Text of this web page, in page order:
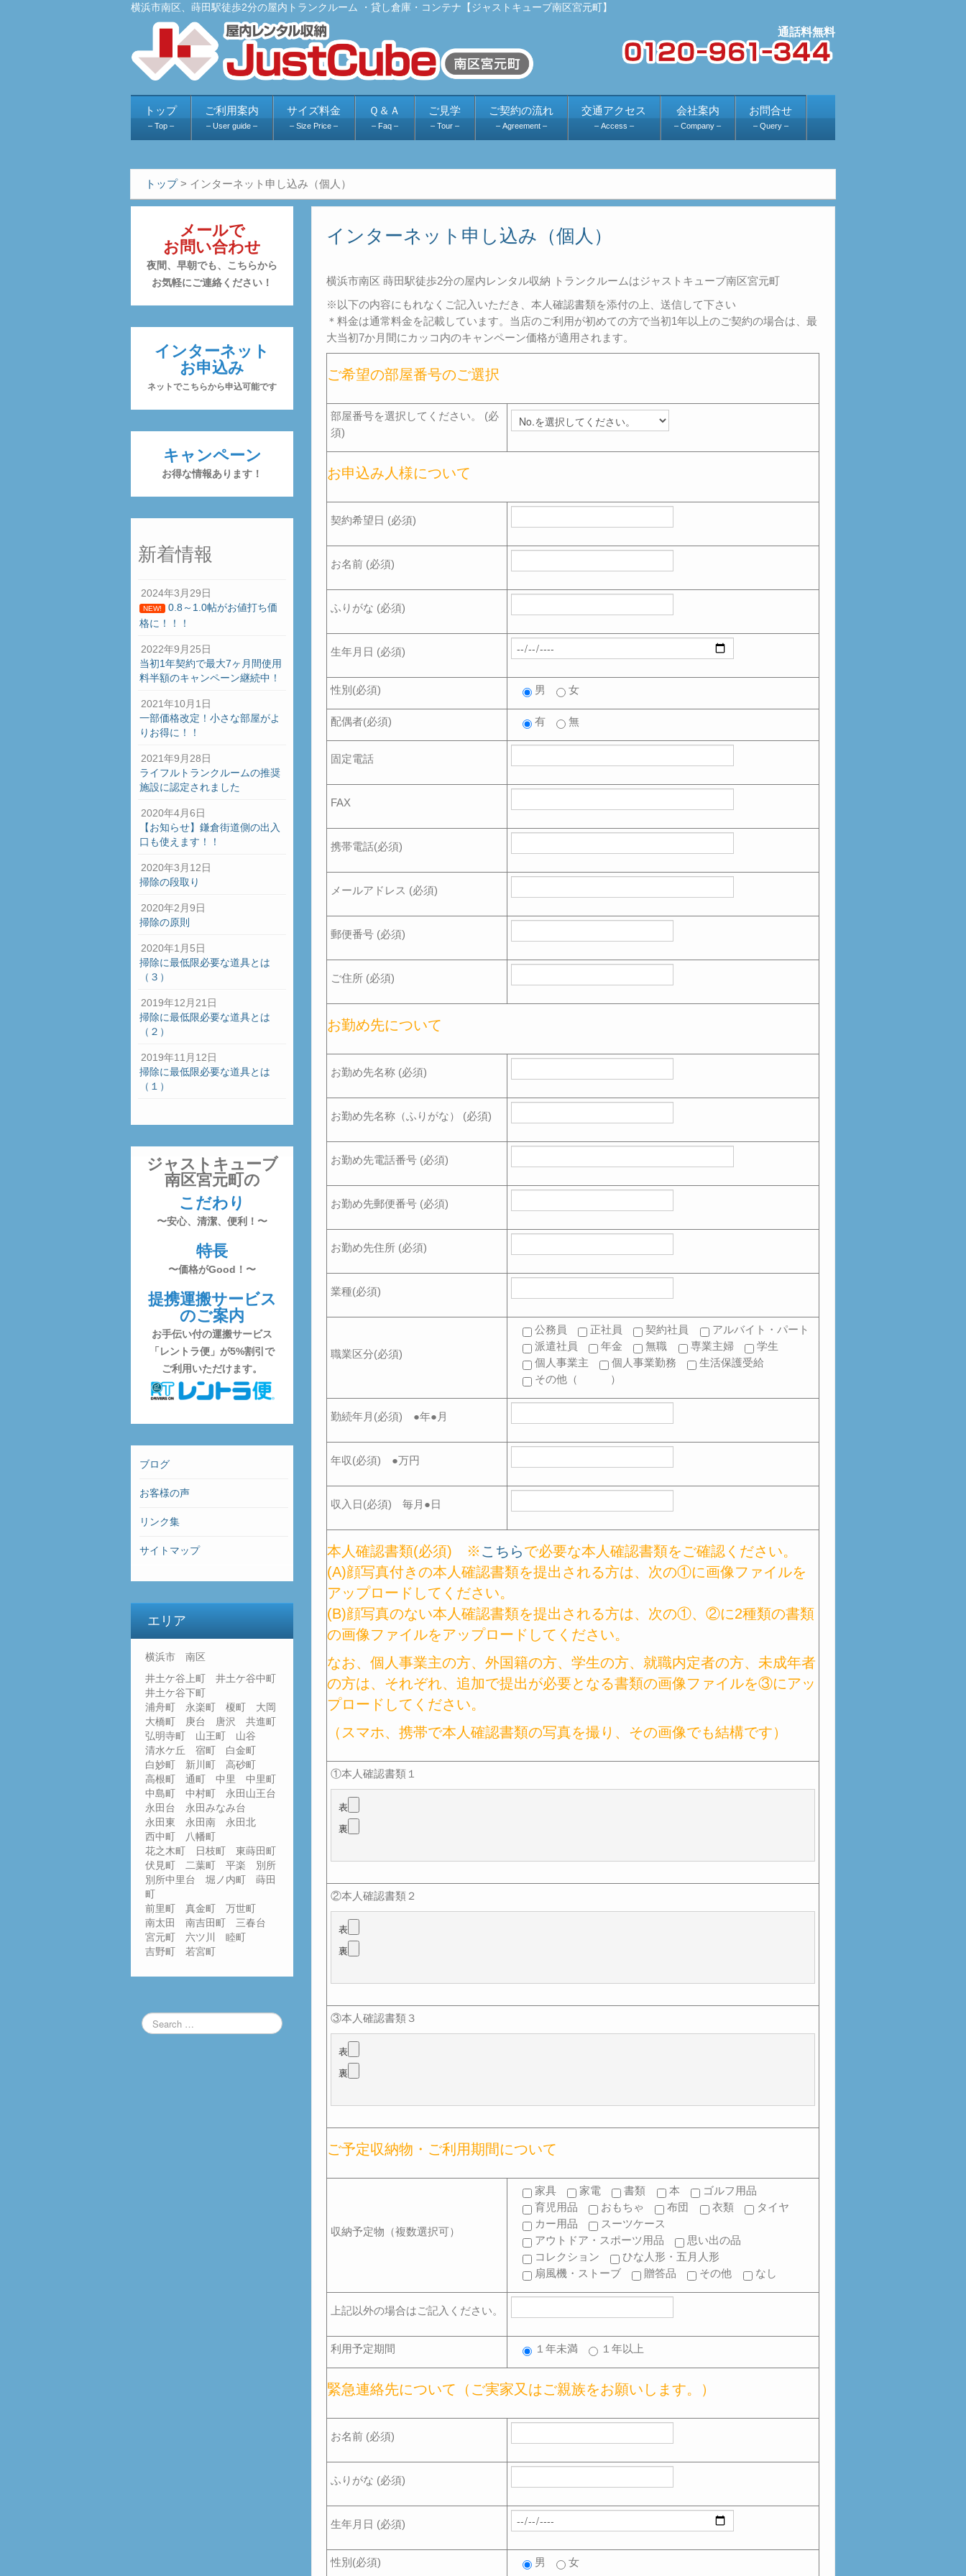
横浜市南区、蒔田駅徒歩2分の屋内トランクルーム ・貸し倉庫・コンテナ【ジャストキューブ南区宮元町】
トップ
– Top –
ご利用案内
– User guide –
サイズ料金
– Size Price –
Ｑ＆Ａ
– Faq –
ご見学
– Tour –
ご契約の流れ
– Agreement –
交通アクセス
– Access –
会社案内
– Company –
お問合せ
– Query –
トップ> インターネット申し込み（個人）
メールで
お問い合わせ
夜間、早朝でも、こちらから
お気軽にご連絡ください！
インターネット
お申込み
ネットでこちらから申込可能です
キャンペーン
お得な情報あります！
新着情報
2024年3月29日
NEW!
0.8～1.0帖がお値打ち価
格に！！！
2022年9月25日
当初1年契約で最大7ヶ月間使用
料半額のキャンペーン継続中！
2021年10月1日
一部価格改定！小さな部屋がよ
りお得に！！
2021年9月28日
ライフルトランクルームの推奨
施設に認定されました
2020年4月6日
【お知らせ】鎌倉街道側の出入
口も使えます！！
2020年3月12日
掃除の段取り
2020年2月9日
掃除の原則
2020年1月5日
掃除に最低限必要な道具とは
（３）
2019年12月21日
掃除に最低限必要な道具とは
（２）
2019年11月12日
掃除に最低限必要な道具とは
（１）
ジャストキューブ
南区宮元町の
こだわり
〜安心、清潔、便利！〜
特長
〜価格がGood！〜
提携運搬サービス
のご案内
お手伝い付の運搬サービス
「レントラ便」が5%割引で
ご利用いただけます。
ブログ
お客様の声
リンク集
サイトマップ
エリア
横浜市 南区
井土ケ谷上町 井土ケ谷中町
井土ケ谷下町
浦舟町 永楽町 榎町 大岡
大橋町 庚台 唐沢 共進町
弘明寺町 山王町 山谷
清水ケ丘 宿町 白金町
白妙町 新川町 高砂町
高根町 通町 中里 中里町
中島町 中村町 永田山王台
永田台 永田みなみ台
永田東 永田南 永田北
西中町 八幡町
花之木町 日枝町 東蒔田町
伏見町 二葉町 平楽 別所
別所中里台 堀ノ内町 蒔田
町
前里町 真金町 万世町
南太田 南吉田町 三春台
宮元町 六ツ川 睦町
吉野町 若宮町
インターネット申し込み（個人）
横浜市南区 蒔田駅徒歩2分の屋内レンタル収納 トランクルームはジャストキューブ南区宮元町
※以下の内容にもれなくご記入いただき、本人確認書類を添付の上、送信して下さい
＊料金は通常料金を記載しています。当店のご利用が初めての方で当初1年以上のご契約の場合は、最
大当初7か月間にカッコ内のキャンペーン価格が適用されます。
ご希望の部屋番号のご選択
部屋番号を選択してください。 (必
須)
お申込み人様について
契約希望日 (必須)
お名前 (必須)
ふりがな (必須)
生年月日 (必須)
性別(必須) 男 女
配偶者(必須) 有 無
固定電話
FAX
携帯電話(必須)
メールアドレス (必須)
郵便番号 (必須)
ご住所 (必須)
お勤め先について
お勤め先名称 (必須)
お勤め先名称（ふりがな） (必須)
お勤め先電話番号 (必須)
お勤め先郵便番号 (必須)
お勤め先住所 (必須)
業種(必須)
職業区分(必須)
公務員 正社員 契約社員
アルバイト・パート
派遣社員
年金 無職 専業主婦
学生
個人事業主
個人事業勤務
生活保護受給
その他（ ）
勤続年月(必須) ●年●月
年収(必須) ●万円
収入日(必須) 毎月●日
本人確認書類(必須) ※ こちらで必要な本人確認書類をご確認ください。
(A)顔写真付きの本人確認書類を提出される方は、次の①に画像ファイルを
アップロードしてください。
(B)顔写真のない本人確認書類を提出される方は、次の①、②に2種類の書類
の画像ファイルをアップロードしてください。
なお、個人事業主の方、外国籍の方、学生の方、就職内定者の方、未成年者
の方は、それぞれ、追加で提出が必要となる書類の画像ファイルを③にアッ
プロードしてください。
（スマホ、携帯で本人確認書類の写真を撮り、その画像でも結構です）
①本人確認書類１
表
裏
②本人確認書類２
表
裏
③本人確認書類３
表
裏
ご予定収納物・ご利用期間について
収納予定物（複数選択可）
家具 家電 書類 本
ゴルフ用品
育児用品
おもちゃ 布団 衣類
タイヤ
カー用品
スーツケース
アウトドア・スポーツ用品
思い出の品
コレクション
ひな人形・五月人形
扇風機・ストーブ
贈答品 その他 なし
上記以外の場合はご記入ください。
利用予定期間 １年未満 １年以上
緊急連絡先について（ご実家又はご親族をお願いします。）
お名前 (必須)
ふりがな (必須)
生年月日 (必須)
性別(必須) 男 女